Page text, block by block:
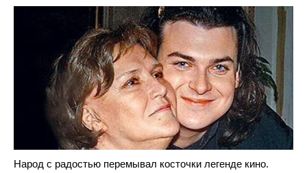
Народ с радостью перемывал косточки легенде кино.